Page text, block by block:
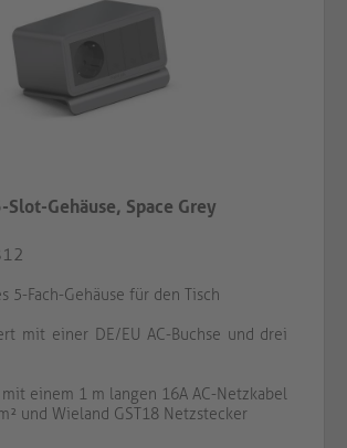
Gehäuse, Space Grey
5-Fach-Gehäuse für den Tisch
mit einer DE/EU AC-Buchse und drei
einem 1 m langen 16A AC-Netzkabel
und Wieland GST18 Netzstecker